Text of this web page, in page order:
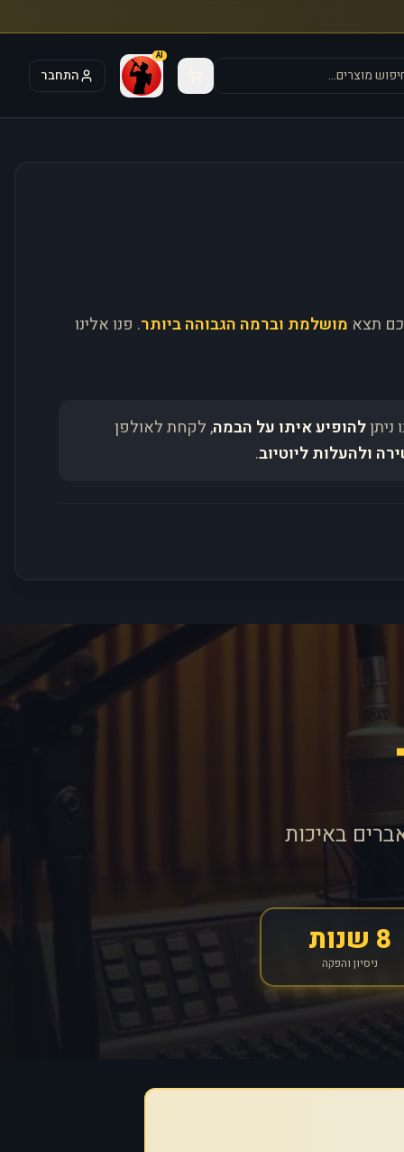
AI
התחבר
תצא מושלמת וברמה הגבוהה ביותר. פנו אלינו
להופיע איתו על הבמה, לקחת לאולפן
ולהעלות ליוטיוב.
באיכות
8 שנות
ניסיון והפקה